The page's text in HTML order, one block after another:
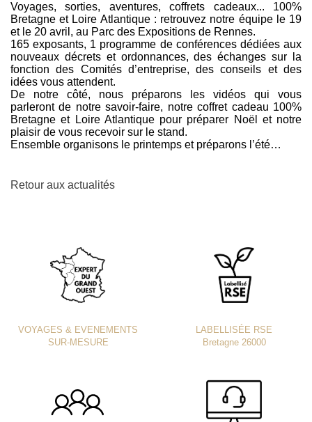
Voyages, sorties, aventures, coffrets cadeaux... 100%
Bretagne et Loire Atlantique : retrouvez notre équipe le 19
et le 20 avril, au Parc des Expositions de Rennes.
165 exposants, 1 programme de conférences dédiées aux
nouveaux décrets et ordonnances, des échanges sur la
fonction des Comités d’entreprise, des conseils et des
idées vous attendent.
De notre côté, nous préparons les vidéos qui vous
parleront de notre savoir-faire, notre coffret cadeau 100%
Bretagne et Loire Atlantique pour préparer Noël et notre
plaisir de vous recevoir sur le stand.
Ensemble organisons le printemps et préparons l’été…
Retour aux actualités
VOYAGES & EVENEMENTS
SUR-MESURE
LABELLISÉE RSE
Bretagne 26000